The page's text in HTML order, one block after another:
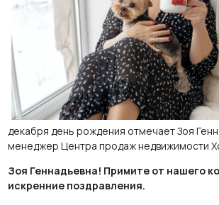
декабря день рождения отмечает Зоя
менеджер Центра продаж недвижимости
Зоя Геннадьевна! Примите от нашего
искренние поздравления.